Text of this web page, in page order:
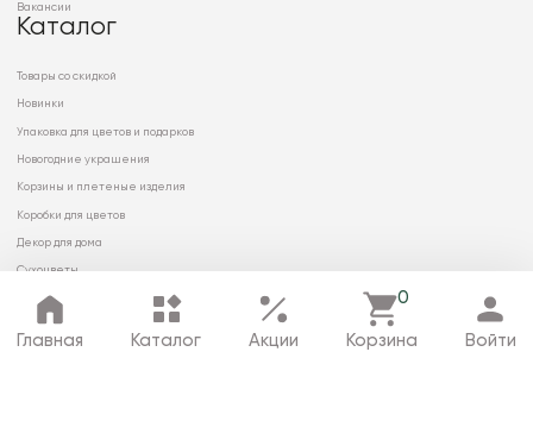
Главная Каталог Акции
0
Корзина Войти
Вакансии
Каталог
Товары со скидкой
Новинки
Упаковка для цветов и подарков
Новогодние украшения
Корзины и плетеные изделия
Коробки для цветов
Декор для дома
Сухоцветы
© 2026 ООО «МИРРЭЙ»